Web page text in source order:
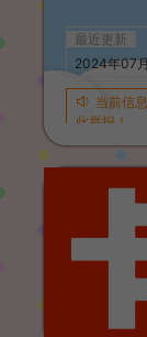
最近更新
2024年07
当前信
此举报！